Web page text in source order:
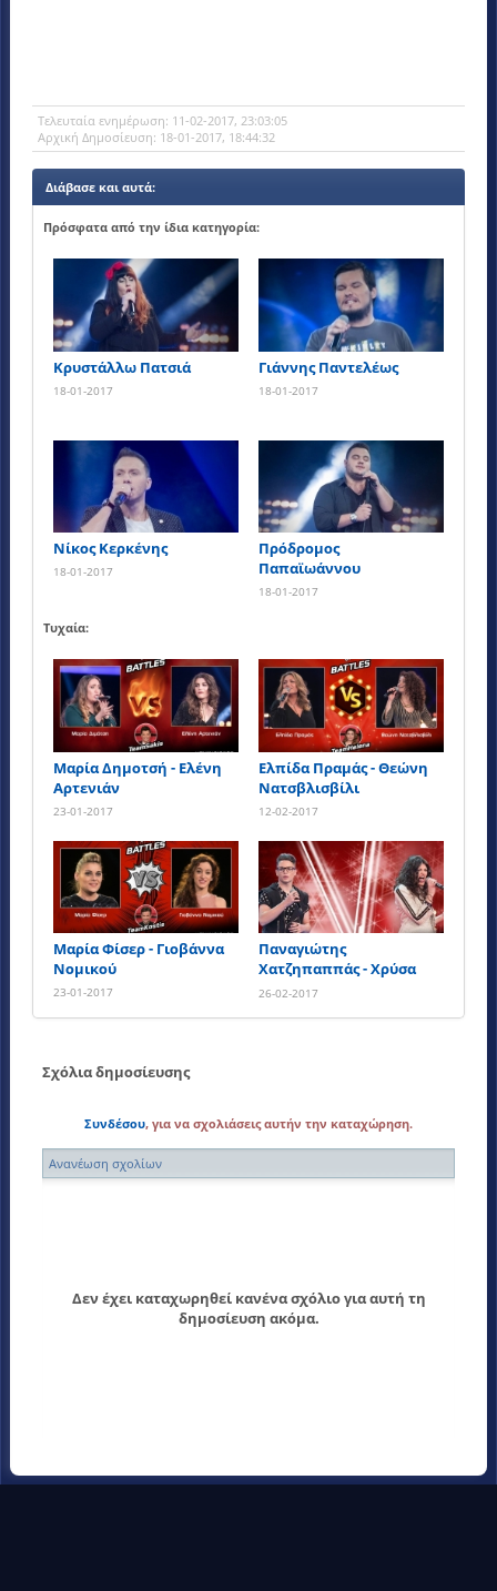
Tελευταία ενημέρωση: 11-02-2017, 23:03:05
Αρχική Δημοσίευση: 18-01-2017, 18:44:32
Διάβασε και αυτά:
Πρόσφατα από την ίδια κατηγορία:
Κρυστάλλω Πατσιά
18-01-2017
Γιάννης Παντελέως
18-01-2017
Νίκος Κερκένης
18-01-2017
Πρόδρομος
Παπαϊωάννου
18-01-2017
Τυχαία:
Μαρία Δημοτσή - Ελένη
Αρτενιάν
23-01-2017
Ελπίδα Πραμάς - Θεώνη
Νατσβλισβίλι
12-02-2017
Μαρία Φίσερ - Γιοβάννα
Νομικού
23-01-2017
Παναγιώτης
Χατζηπαππάς - Χρύσα
Χρύσου
26-02-2017
Σχόλια δημοσίευσης
Συνδέσου, για να σχολιάσεις αυτήν την καταχώρηση.
Ανανέωση σχολίων
Δεν έχει καταχωρηθεί κανένα σχόλιο για αυτή τη
δημοσίευση ακόμα.